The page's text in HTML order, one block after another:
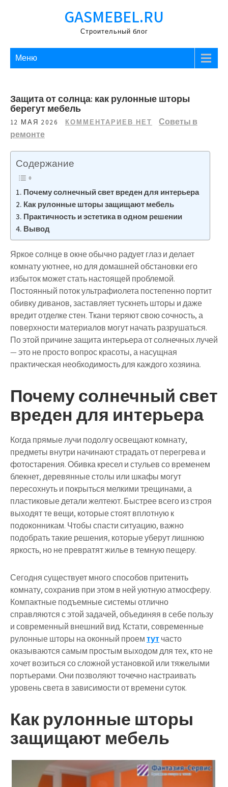
GASMEBEL.RU
Строительный блог
Меню
Защита от солнца: как рулонные шторы
берегут мебель
12 МАЯ 2026 КОММЕНТАРИЕВ НЕТ
Советы в
ремонте
Содержание
Почему солнечный свет вреден для интерьера
Как рулонные шторы защищают мебель
Практичность и эстетика в одном решении
Вывод
Яркое солнце в окне обычно радует глаз и делает
комнату уютнее, но для домашней обстановки его
избыток может стать настоящей проблемой.
Постоянный поток ультрафиолета постепенно портит
обивку диванов, заставляет тускнеть шторы и даже
вредит отделке стен. Ткани теряют свою сочность, а
поверхности материалов могут начать разрушаться.
По этой причине защита интерьера от солнечных лучей
— это не просто вопрос красоты, а насущная
практическая необходимость для каждого хозяина.
Почему солнечный свет
вреден для интерьера
Когда прямые лучи подолгу освещают комнату,
предметы внутри начинают страдать от перегрева и
фотостарения. Обивка кресел и стульев со временем
блекнет, деревянные столы или шкафы могут
пересохнуть и покрыться мелкими трещинами, а
пластиковые детали желтеют. Быстрее всего из строя
выходят те вещи, которые стоят вплотную к
подоконникам. Чтобы спасти ситуацию, важно
подобрать такие решения, которые уберут лишнюю
яркость, но не превратят жилье в темную пещеру.
Сегодня существует много способов притенить
комнату, сохранив при этом в ней уютную атмосферу.
Компактные подъемные системы отлично
справляются с этой задачей, объединяя в себе пользу
и современный внешний вид. Кстати, современные
рулонные шторы на оконный проемтутчасто
оказываются самым простым выходом для тех, кто не
хочет возиться со сложной установкой или тяжелыми
портьерами. Они позволяют точечно настраивать
уровень света в зависимости от времени суток.
Как рулонные шторы
защищают мебель